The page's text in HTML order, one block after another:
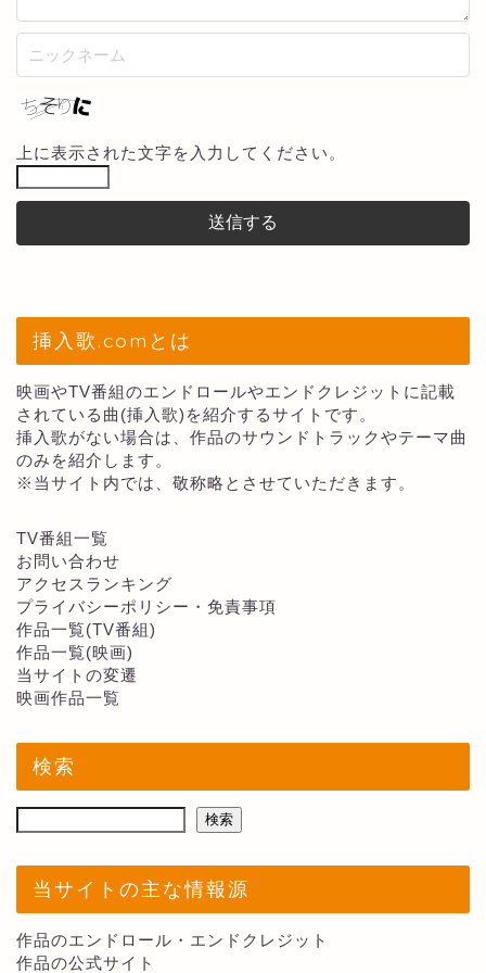
上に表示された文字を入力してください。
挿入歌.comとは
映画やTV番組のエンドロールやエンドクレジットに記載
されている曲(挿入歌)を紹介するサイトです。
挿入歌がない場合は、作品のサウンドトラックやテーマ曲
のみを紹介します。
※当サイト内では、敬称略とさせていただきます。
TV番組一覧
お問い合わせ
アクセスランキング
プライバシーポリシー・免責事項
作品一覧(TV番組)
作品一覧(映画)
当サイトの変遷
映画作品一覧
検索
検索
当サイトの主な情報源
作品のエンドロール・エンドクレジット
作品の公式サイト